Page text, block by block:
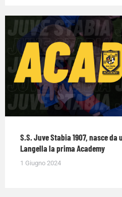
S.S. Juve Stabia 1907, nasce da
Langella la prima Academy
1 Giugno 2024